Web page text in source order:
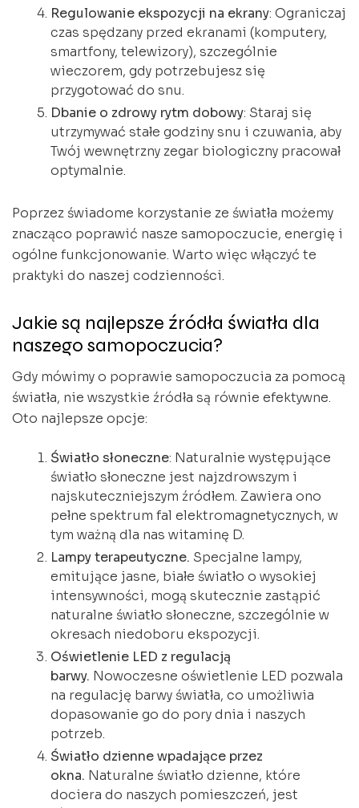
Regulowanie ekspozycji na ekrany: Ograniczaj
czas spędzany przed ekranami (komputery,
smartfony, telewizory), szczególnie
wieczorem, gdy potrzebujesz się
przygotować do snu.
Dbanie o zdrowy rytm dobowy: Staraj się
utrzymywać stałe godziny snu i czuwania, aby
Twój wewnętrzny zegar biologiczny pracował
optymalnie.
Poprzez świadome korzystanie ze światła możemy
znacząco poprawić nasze samopoczucie, energię i
ogólne funkcjonowanie. Warto więc włączyć te
praktyki do naszej codzienności.
Jakie są najlepsze źródła światła dla
naszego samopoczucia?
Gdy mówimy o poprawie samopoczucia za pomocą
światła, nie wszystkie źródła są równie efektywne.
Oto najlepsze opcje:
Światło słoneczne: Naturalnie występujące
światło słoneczne jest najzdrowszym i
najskuteczniejszym źródłem. Zawiera ono
pełne spektrum fal elektromagnetycznych, w
tym ważną dla nas witaminę D.
Lampy terapeutyczne. Specjalne lampy,
emitujące jasne, białe światło o wysokiej
intensywności, mogą skutecznie zastąpić
naturalne światło słoneczne, szczególnie w
okresach niedoboru ekspozycji.
Oświetlenie LED z regulacją
barwy. Nowoczesne oświetlenie LED pozwala
na regulację barwy światła, co umożliwia
dopasowanie go do pory dnia i naszych
potrzeb.
Światło dzienne wpadające przez
okna. Naturalne światło dzienne, które
dociera do naszych pomieszczeń, jest